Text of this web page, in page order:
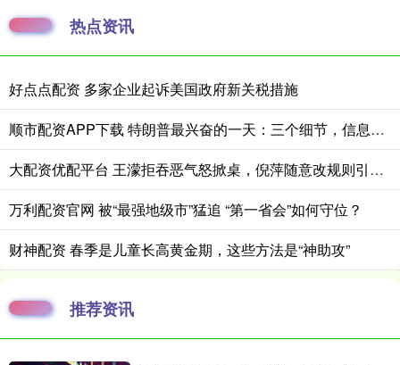
热点资讯
好点点配资 多家企业起诉美国政府新关税措施
顺市配资APP下载 特朗普最兴奋的一天：三个细节，信息量很大
大配资优配平台 王濛拒吞恶气怒掀桌，倪萍随意改规则引众怒
万利配资官网 被“最强地级市”猛追 “第一省会”如何守位？
财神配资 春季是儿童长高黄金期，这些方法是“神助攻”
推荐资讯